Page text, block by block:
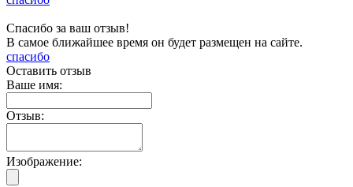
Спасибо за ваш отзыв!
В самое ближайшее время он будет размещен на сайте.
спасибо
Оставить отзыв
Ваше имя:
Отзыв:
Изображение: